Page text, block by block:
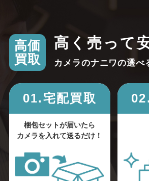
高価
買取
高く売って
カメラのナニワの選べ
01.宅配買取
梱包セットが届いたら
カメラを入れて送るだけ！